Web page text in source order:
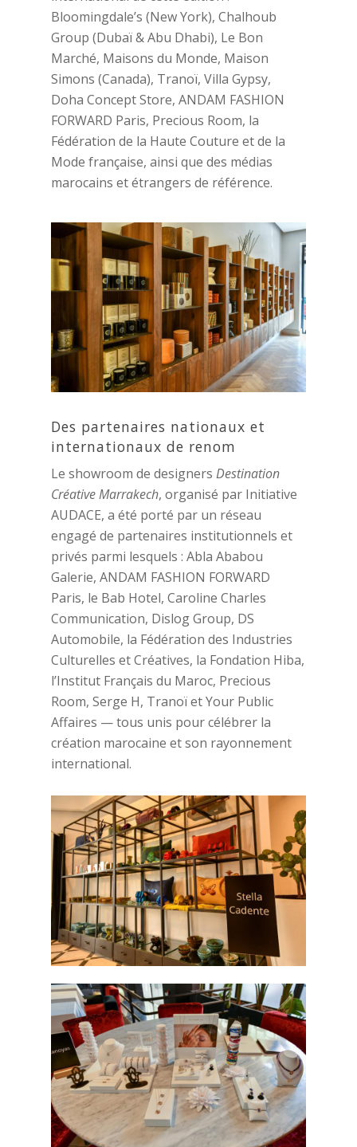
Bloomingdale’s (New York), Chalhoub
Group (Dubaï & Abu Dhabi), Le Bon
Marché, Maisons du Monde, Maison
Simons (Canada), Tranoï, Villa Gypsy,
Doha Concept Store, ANDAM FASHION
FORWARD Paris, Precious Room, la
Fédération de la Haute Couture et de la
Mode française, ainsi que des médias
marocains et étrangers de référence.
Des partenaires nationaux et
internationaux de renom
Le showroom de designers Destination
Créative Marrakech, organisé par Initiative
AUDACE, a été porté par un réseau
engagé de partenaires institutionnels et
privés parmi lesquels : Abla Ababou
Galerie, ANDAM FASHION FORWARD
Paris, le Bab Hotel, Caroline Charles
Communication, Dislog Group, DS
Automobile, la Fédération des Industries
Culturelles et Créatives, la Fondation Hiba,
l’Institut Français du Maroc, Precious
Room, Serge H, Tranoï et Your Public
Affaires — tous unis pour célébrer la
création marocaine et son rayonnement
international.